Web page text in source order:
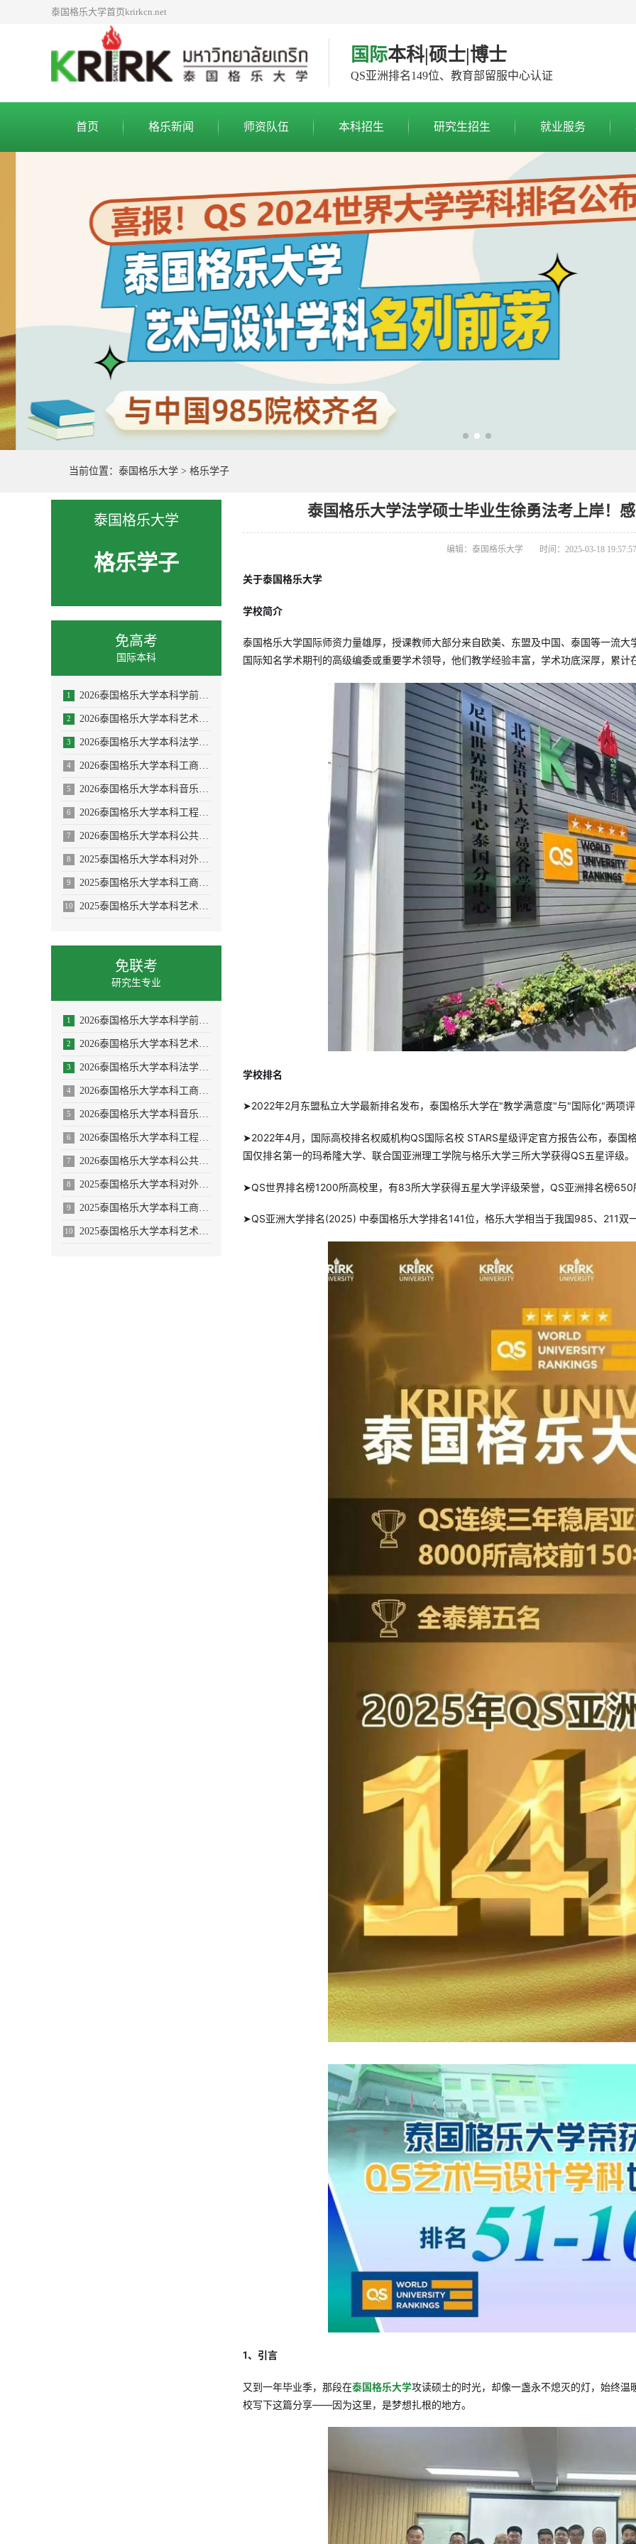
泰国格乐大学首页krirkcn.net
国际本科|硕士|博士
QS亚洲排名149位、教育部留服中心认证
首页 格乐新闻 师资队伍 本科招生 研究生招生 就业服务
当前位置： 泰国格乐大学 > 格乐学子
泰国格乐大学
格乐学子
免高考
国际本科
1 2026泰国格乐大学本科学前教育/体育教育专业招生简章
2 2026泰国格乐大学本科艺术与设计专业招生简章
3 2026泰国格乐大学本科法学专业招生简章
4 2026泰国格乐大学本科工商管理专业招生简章
5 2026泰国格乐大学本科音乐学/舞蹈学/表演艺术学/音乐与舞蹈学招生简章
6 2026泰国格乐大学本科工程管理/AI人工智能专业
7 2026泰国格乐大学本科公共卫生专业(大健康促进医疗与大数据)
8 2025泰国格乐大学本科对外汉语教学(国际中文教育)专业招生简章
9 2025泰国格乐大学本科工商管理专业—人力资源管理方向招生简章
10 2025泰国格乐大学本科艺术与设计专业招生简章
免联考
研究生专业
1 2026泰国格乐大学本科学前教育/体育教育专业招生简章
2 2026泰国格乐大学本科艺术与设计专业招生简章
3 2026泰国格乐大学本科法学专业招生简章
4 2026泰国格乐大学本科工商管理专业招生简章
5 2026泰国格乐大学本科音乐学/舞蹈学/表演艺术学/音乐与舞蹈学招生简章
6 2026泰国格乐大学本科工程管理/AI人工智能专业
7 2026泰国格乐大学本科公共卫生专业(大健康促进医疗与大数据)
8 2025泰国格乐大学本科对外汉语教学(国际中文教育)专业招生简章
9 2025泰国格乐大学本科工商管理专业—人力资源管理方向招生简章
10 2025泰国格乐大学本科艺术与设计专业招生简章
泰国格乐大学法学硕士毕业生徐勇法考上岸！
编辑：泰国格乐大学 时间：2025-03-18 19:57:57
关于泰国格乐大学
学校简介
泰国格乐大学国际师资力量雄厚，授课教师大部分来自欧美、东盟及中国、泰国等一流
国际知名学术期刊的高级编委或重要学术领导，他们教学经验丰富，学术功底深厚，累
学校排名
➤2022年2月东盟私立大学最新排名发布，泰国格乐大学在"教学满意度"与"国际化"两项
➤2022年4月，国际高校排名权威机构QS国际名校 STARS星级评定官方报告公布，泰国
国仅排名第一的玛希隆大学、联合国亚洲理工学院与格乐大学三所大学获得QS五星评级。
➤QS世界排名榜1200所高校里，有83所大学获得五星大学评级荣誉，QS亚洲排名榜
➤QS亚洲大学排名(2025) 中泰国格乐大学排名141位，格乐大学相当于我国985、211双
1、引言
又到一年毕业季，那段在泰国格乐大学攻读硕士的时光，却像一盏永不熄灭的灯，始终温
校写下这篇分享——因为这里，是梦想扎根的地方。